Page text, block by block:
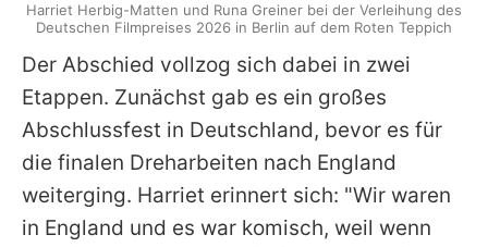
Der Abschied vollzog sich dabei in zwei
Etappen. Zunächst gab es ein großes
Abschlussfest in Deutschland, bevor es für
die finalen Dreharbeiten nach England
weiterging. Harriet erinnert sich: "Wir waren
in England und es war komisch, weil wenn
Harriet Herbig-Matten und Runa Greiner bei der Verleihung des
Deutschen Filmpreises 2026 in Berlin auf dem Roten Teppich